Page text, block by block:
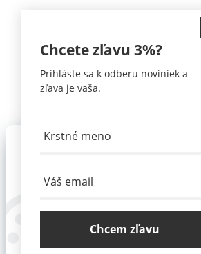
Recenzie a odporúčania
Obchodné podmienky
Blog
Pre základnú funkčnosť,
súhlasu aj na účely cielenia reklamy
cookies môžete kedykoľvek upraviť
Chcete zľavu 3%?
Prihláste sa k odberu noviniek a
zľava je vaša.
Chcem zľavu